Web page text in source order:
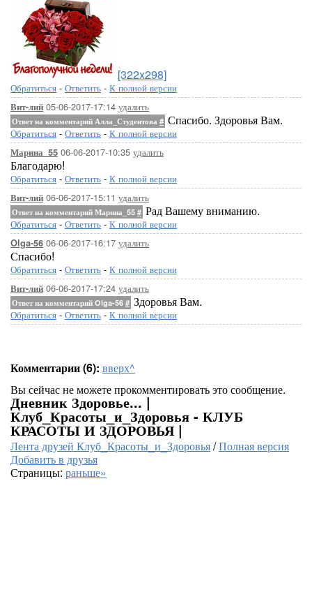
[322x298]
Обратиться - Ответить - К полной версии
Вит-лий 05-06-2017-17:14 удалить
Ответ на комментарий Алла_Студентова # Спасибо. Здоровья Вам.
Обратиться - Ответить - К полной версии
Марина_55 06-06-2017-10:35 удалить
Благодарю!
Обратиться - Ответить - К полной версии
Вит-лий 06-06-2017-15:11 удалить
Ответ на комментарий Марина_55 # Рад Вашему вниманию.
Обратиться - Ответить - К полной версии
Olga-56 06-06-2017-16:17 удалить
Спасибо!
Обратиться - Ответить - К полной версии
Вит-лий 06-06-2017-17:24 удалить
Ответ на комментарий Olga-56 # Здоровья Вам.
Обратиться - Ответить - К полной версии
Комментарии (6): вверх^
Вы сейчас не можете прокомментировать это сообщение.
Дневник Здоровье... |
Клуб_Красоты_и_Здоровья - КЛУБ
КРАСОТЫ И ЗДОРОВЬЯ |
Лента друзей Клуб_Красоты_и_Здоровья/Полная версия
Добавить в друзья
Страницы: раньше»